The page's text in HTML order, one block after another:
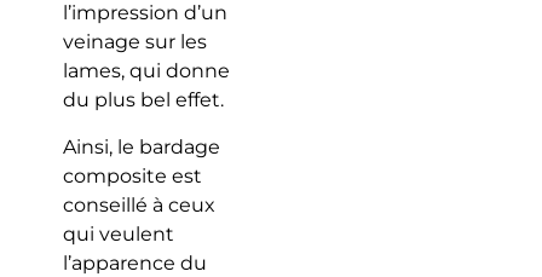
l’impression d’un
veinage sur les
lames, qui donne
du plus bel effet.
Ainsi, le bardage
composite est
conseillé à ceux
qui veulent
l’apparence du